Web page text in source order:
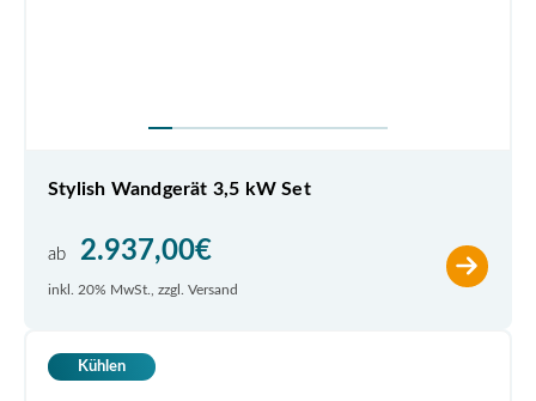
Stylish Wandgerät 3,5 kW Set
ab 2.937,00€
inkl. 20% MwSt., zzgl. Versand
Kühlen